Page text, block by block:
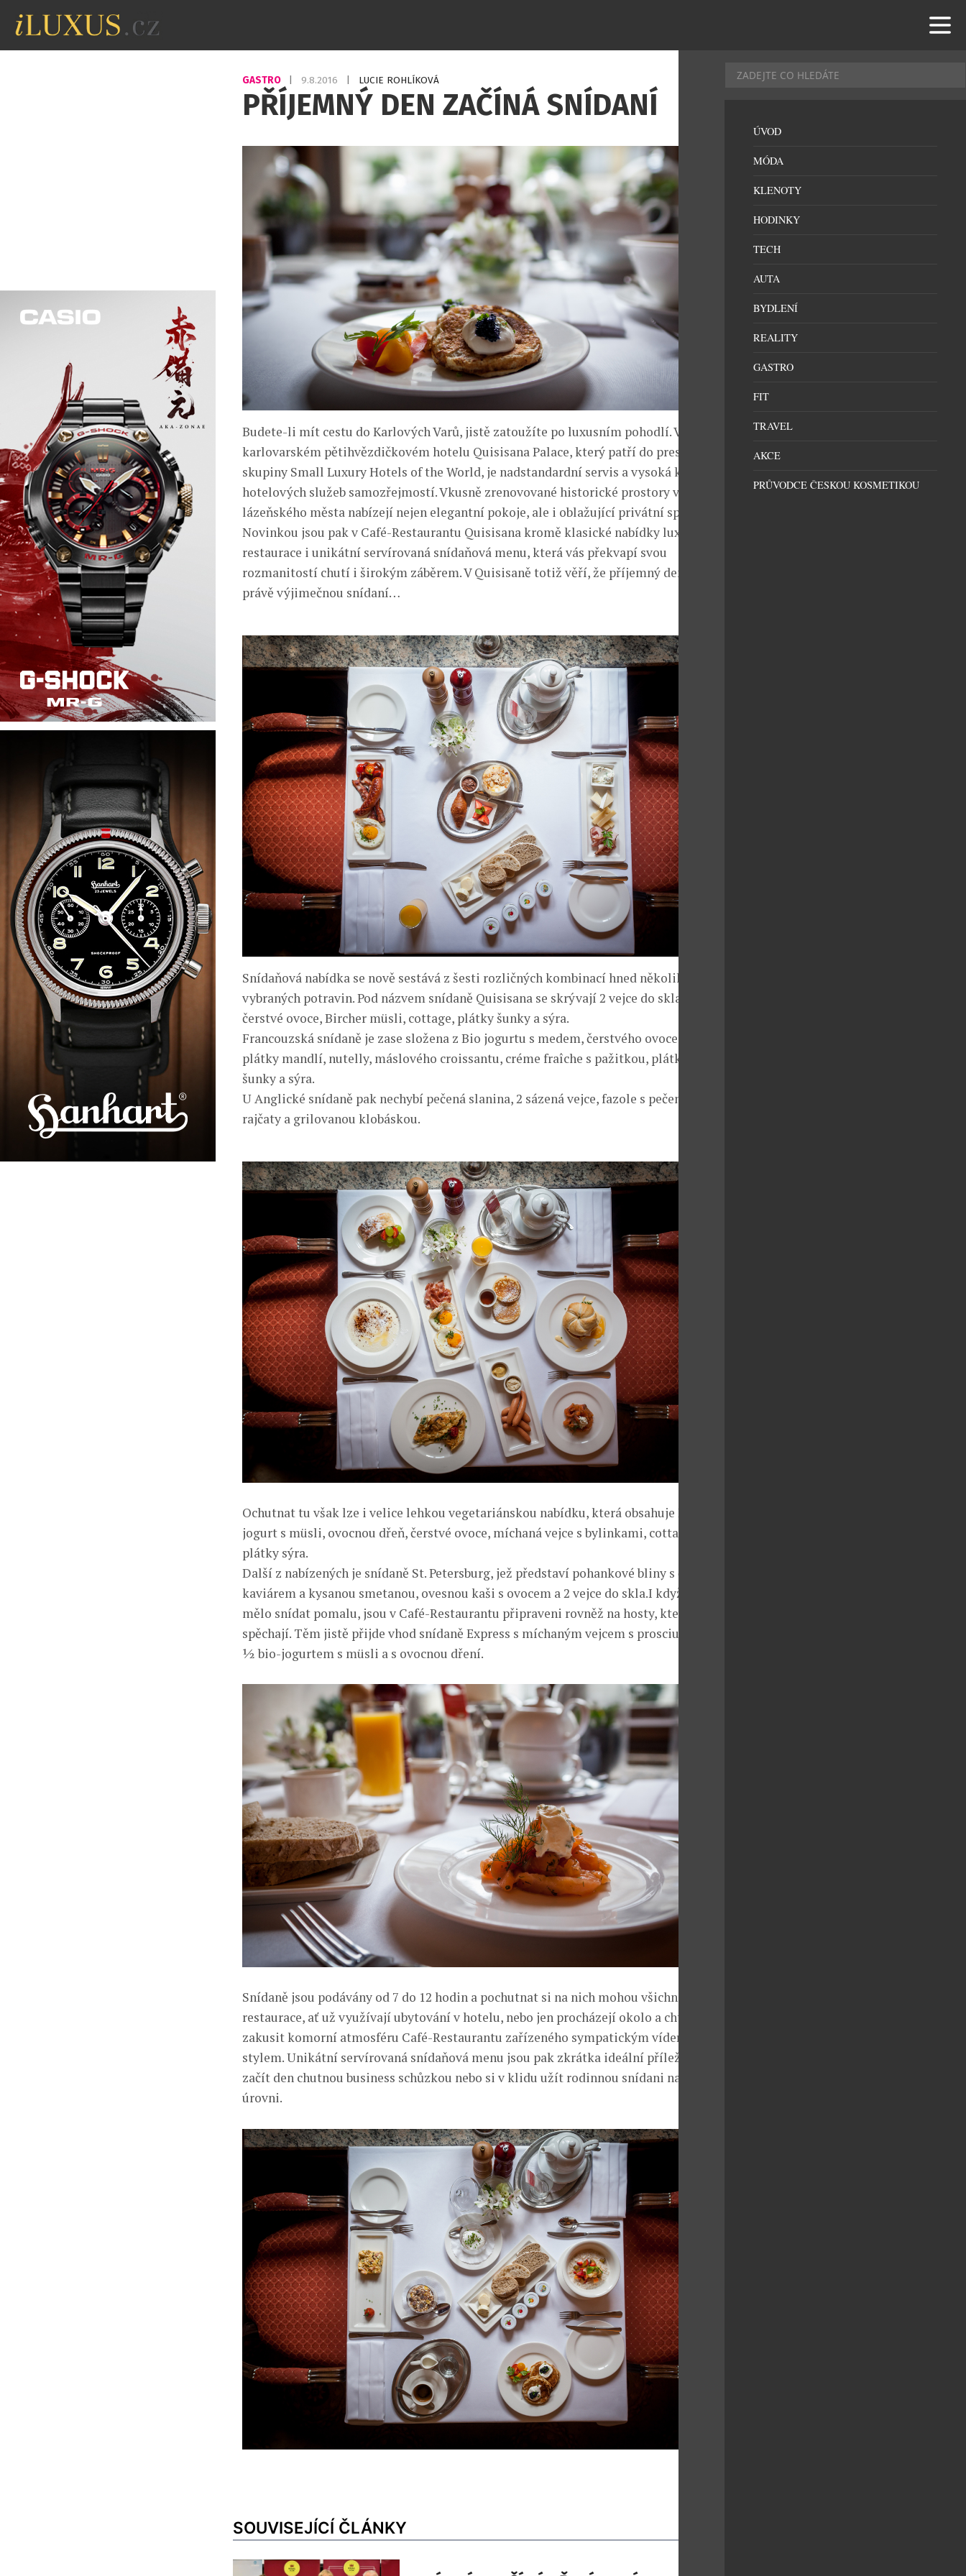
GASTRO 9.8.2016 LUCIE ROHLÍKOVÁ
PŘÍJEMNÝ DEN ZAČÍNÁ SNÍDANÍ
Budete-li mít cestu do Karlových Varů, jistě zatoužíte po luxusním pohodlí. V
karlovarském pětihvězdičkovém hotelu Quisisana Palace, který patří do prestižní
skupiny Small Luxury Hotels of the World, je nadstandardní servis a vysoká kvalita
hotelových služeb samozřejmostí. Vkusně zrenovované historické prostory v centru
lázeňského města nabízejí nejen elegantní pokoje, ale i oblažující privátní spa.
Novinkou jsou pak v Café-Restaurantu Quisisana kromě klasické nabídky luxusní
restaurace i unikátní servírovaná snídaňová menu, která vás překvapí svou
rozmanitostí chutí i širokým záběrem. V Quisisaně totiž věří, že příjemný den začíná
právě výjimečnou snídaní…
Snídaňová nabídka se nově sestává z šesti rozličných kombinací hned několika
vybraných potravin. Pod názvem snídaně Quisisana se skrývají 2 vejce do skla,
čerstvé ovoce, Bircher müsli, cottage, plátky šunky a sýra.
Francouzská snídaně je zase složena z Bio jogurtu s medem, čerstvého ovoce s
plátky mandlí, nutelly, máslového croissantu, créme fraîche s pažitkou, plátků
šunky a sýra.
U Anglické snídaně pak nechybí pečená slanina, 2 sázená vejce, fazole s pečenými
rajčaty a grilovanou klobáskou.
Ochutnat tu však lze i velice lehkou vegetariánskou nabídku, která obsahuje Bio
jogurt s müsli, ovocnou dřeň, čerstvé ovoce, míchaná vejce s bylinkami, cottage,
plátky sýra.
Další z nabízených je snídaně St. Petersburg, jež představí pohankové bliny s černým
kaviárem a kysanou smetanou, ovesnou kaši s ovocem a 2 vejce do skla.I když by se
mělo snídat pomalu, jsou v Café-Restaurantu připraveni rovněž na hosty, kteří
spěchají. Těm jistě přijde vhod snídaně Express s míchaným vejcem s prosciuttem,
½ bio-jogurtem s müsli a s ovocnou dření.
Snídaně jsou podávány od 7 do 12 hodin a pochutnat si na nich mohou všichni hosté
restaurace, ať už využívají ubytování v hotelu, nebo jen procházejí okolo a chtějí
zakusit komorní atmosféru Café-Restaurantu zařízeného sympatickým vídeňským
stylem. Unikátní servírovaná snídaňová menu jsou pak zkrátka ideální příležitost
začít den chutnou business schůzkou nebo si v klidu užít rodinnou snídani na
úrovni.
SOUVISEJÍCÍ ČLÁNKY
ÚVOD
MÓDA
KLENOTY
HODINKY
TECH
AUTA
BYDLENÍ
REALITY
GASTRO
FIT
TRAVEL
AKCE
PRŮVODCE ČESKOU KOSMETIKOU